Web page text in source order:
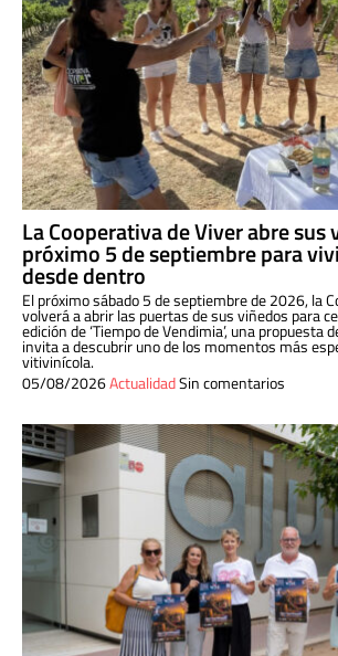
La Cooperativa de Viver abre sus
próximo 5 de septiembre para
desde dentro
El próximo sábado 5 de septiembre de 2026, la
volverá a abrir las puertas de sus viñedos para
edición de ‘Tiempo de Vendimia’, una propuesta
invita a descubrir uno de los momentos más
vitivinícola.
05/08/2026ActualidadSin comentarios